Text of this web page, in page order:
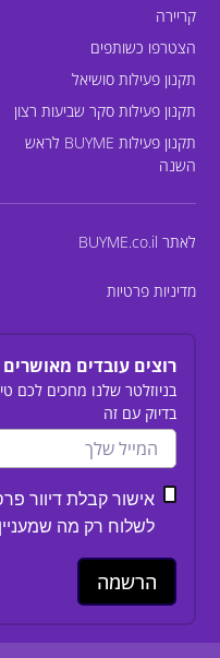
קריירה
הצטרפו כשותפים
תקנון פעילות סושיאל
תקנון פעילות סקר שביעות רצון
תקנון פעילות BUYME לראש
השנה
לאתר BUYME.co.il
מדיניות פרטיות
רוצים עובדים מאושרים
בניוזלטר שלנו מחכים לכם
בדיוק עם זה
לשלוח רק מה